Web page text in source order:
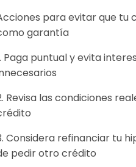
para evitar que tu
garantía
Paga puntual y evita
Revisa las condiciones
Considera refinanciar tu
pedir otro crédito